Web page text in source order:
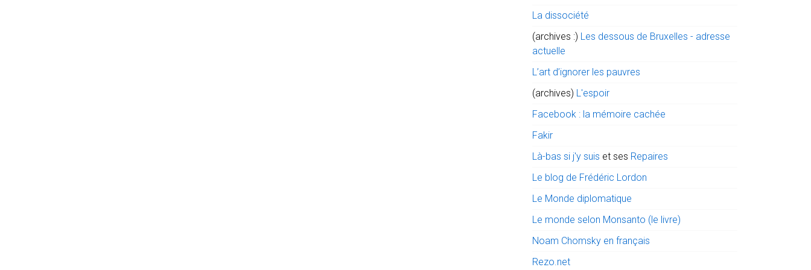
La dissociété
(archives :) Les dessous de Bruxelles - adresse
actuelle
L’art d’ignorer les pauvres
(archives) L'espoir
Facebook : la mémoire cachée
Fakir
Là-bas si j'y suis et ses Repaires
Le blog de Frédéric Lordon
Le Monde diplomatique
Le monde selon Monsanto (le livre)
Noam Chomsky en français
Rezo.net